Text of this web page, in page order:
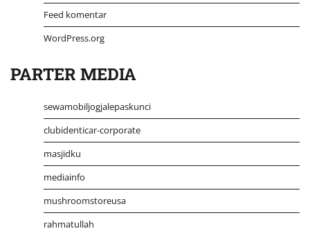
Feed komentar
WordPress.org
PARTER MEDIA
sewamobiljogjalepaskunci
clubidenticar-corporate
masjidku
mediainfo
mushroomstoreusa
rahmatullah